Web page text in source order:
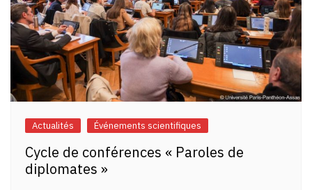
Actualités Événements scientifiques
Cycle de conférences « Paroles de
diplomates »